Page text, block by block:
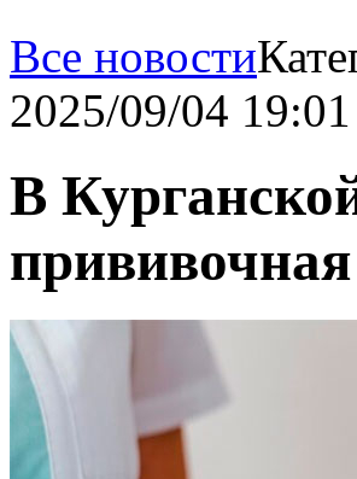
Все новости
2025/09/04 19:01
В